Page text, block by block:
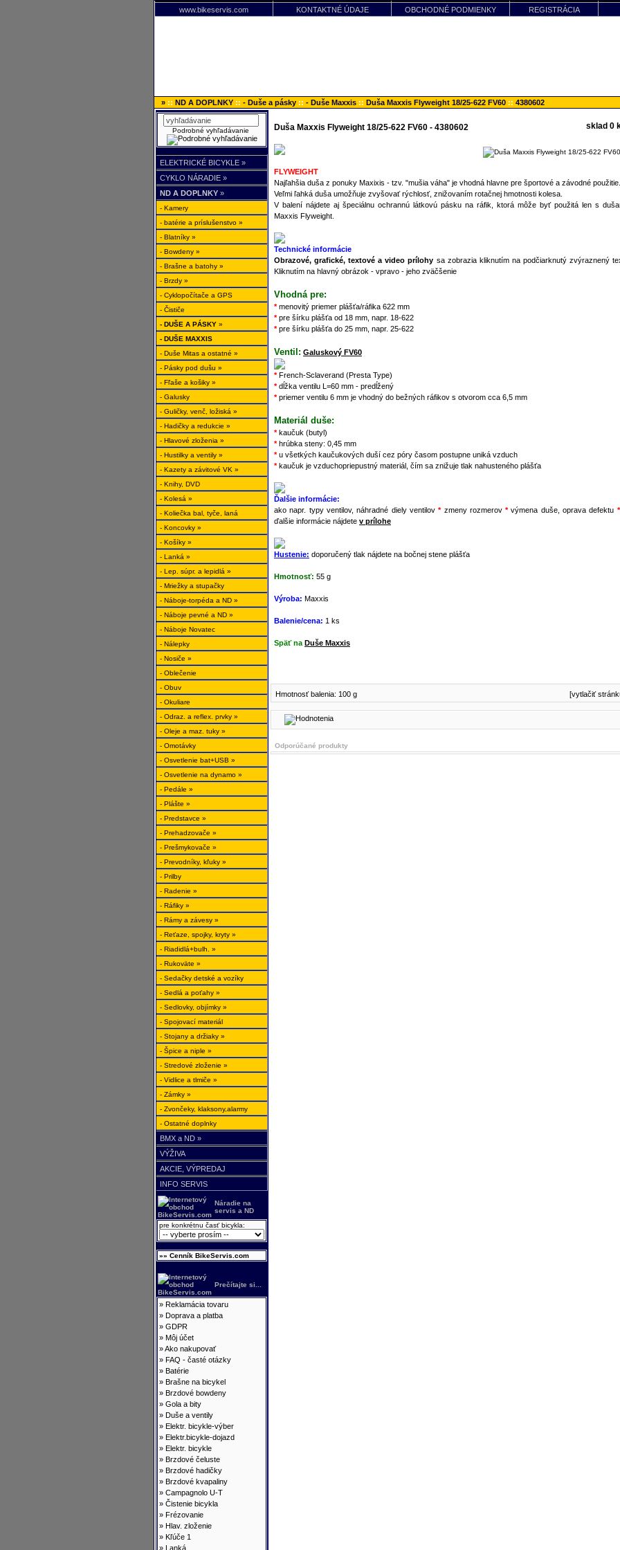
www.bikeservis.com KONTAKTNÉ ÚDAJE OBCHODNÉ PODMIENKY REGISTRÁCIA
» :: ND A DOPLNKY :: - Duše a pásky :: - Duše Maxxis :: Duša Maxxis Flyweight 18/25-622 FV60 :: 4380602
Podrobné vyhľadávanie
ELEKTRICKÉ BICYKLE »
CYKLO NÁRADIE »
ND A DOPLNKY »
- Kamery
- batérie a príslušenstvo »
- Blatníky »
- Bowdeny »
- Brašne a batohy »
- Brzdy »
- Cyklopočítače a GPS
- Čističe
- DUŠE A PÁSKY »
- DUŠE MAXXIS
- Duše Mitas a ostatné »
- Pásky pod dušu »
- Fľaše a košiky »
- Galusky
- Guličky, venč, ložiská »
- Hadičky a redukcie »
- Hlavové zloženia »
- Hustilky a ventily »
- Kazety a závitové VK »
- Knihy, DVD
- Kolesá »
- Koliečka bal, tyče, laná
- Koncovky »
- Košíky »
- Lanká »
- Lep. súpr. a lepidlá »
- Mriežky a stupačky
- Náboje-torpéda a ND »
- Náboje pevné a ND »
- Náboje Novatec
- Nálepky
- Nosiče »
- Oblečenie
- Obuv
- Okuliare
- Odraz. a reflex. prvky »
- Oleje a maz. tuky »
- Omotávky
- Osvetlenie bat+USB »
- Osvetlenie na dynamo »
- Pedále »
- Plášte »
- Predstavce »
- Prehadzovače »
- Prešmykovače »
- Prevodníky, kľuky »
- Prilby
- Radenie »
- Ráfiky »
- Rámy a závesy »
- Reťaze, spojky, kryty »
- Riadidlá+bulh. »
- Rukoväte »
- Sedačky detské a vozíky
- Sedlá a poťahy »
- Sedlovky, objímky »
- Spojovací materiál
- Stojany a držiaky »
- Špice a niple »
- Stredové zloženie »
- Vidlice a tlmiče »
- Zámky »
- Zvončeky, klaksony,alarmy
- Ostatné doplnky
BMX a ND »
VÝŽIVA
AKCIE, VÝPREDAJ
INFO SERVIS
Náradie na
servis a ND
pre konkrétnu časť bicykla:
»» Cenník BikeServis.com
Prečítajte si...
» Reklamácia tovaru
» Doprava a platba
» GDPR
» Môj účet
»Ako nakupovať
» FAQ - časté otázky
» Batérie
» Brašne na bicykel
» Brzdové bowdeny
» Gola a bity
» Duše a ventily
» Elektr. bicykle-výber
» Elektr.bicykle-dojazd
» Elektr. bicykle
» Brzdové čeluste
» Brzdové hadičky
» Brzdové kvapaliny
» Campagnolo U-T
» Čistenie bicykla
» Frézovanie
» Hlav. zloženie
» Kľúče 1
» Lanká
Duša Maxxis Flyweight 18/25-622 FV60 - 4380602 sklad 0
FLYWEIGHT
Najľahšia duša z ponuky Maxixis - tzv. "mušia váha" je vhodná hlavne pre športové a závodné použitie.
Veľmi ľahká duša umožňuje zvyšovať rýchlosť, znižovaním rotačnej hmotnosti kolesa.
V balení nájdete aj špeciálnu ochrannú látkovú pásku na ráfik, ktorá môže byť použitá len s
Maxxis Flyweight.
Technické informácie
Obrazové, grafické, textové a video prílohy sa zobrazia kliknutím na podčiarknutý zvýraznený
Kliknutím na hlavný obrázok - vpravo - jeho zväčšenie
Vhodná pre:
*menovitý priemer plášťa/ráfika 622 mm
*pre šírku plášťa od 18 mm, napr. 18-622
*pre šírku plášťa do 25 mm, napr. 25-622
Ventil: Galuskový FV60
*French-Sclaverand (Presta Type)
*dĺžka ventilu L=60 mm - predĺžený
*priemer ventilu 6 mm je vhodný do bežných ráfikov s otvorom cca 6,5 mm
Materiál duše:
*kaučuk (butyl)
*hrúbka steny: 0,45 mm
*u všetkých kaučukových duší cez póry časom postupne uniká vzduch
*kaučuk je vzduchopriepustný materiál, čím sa znižuje tlak nahusteného plášťa
Ďalšie informácie:
ako napr. typy ventilov, náhradné diely ventilov*zmeny rozmerov*výmena duše, oprava defektu *
ďalšie informácie nájdete v prílohe
Hustenie: doporučený tlak nájdete na bočnej stene plášťa
Hmotnosť: 55 g
Výroba: Maxxis
Balenie/cena: 1 ks
Späť na Duše Maxxis
Hmotnosť balenia: 100 g [vytlačiť
Odporúčané produkty